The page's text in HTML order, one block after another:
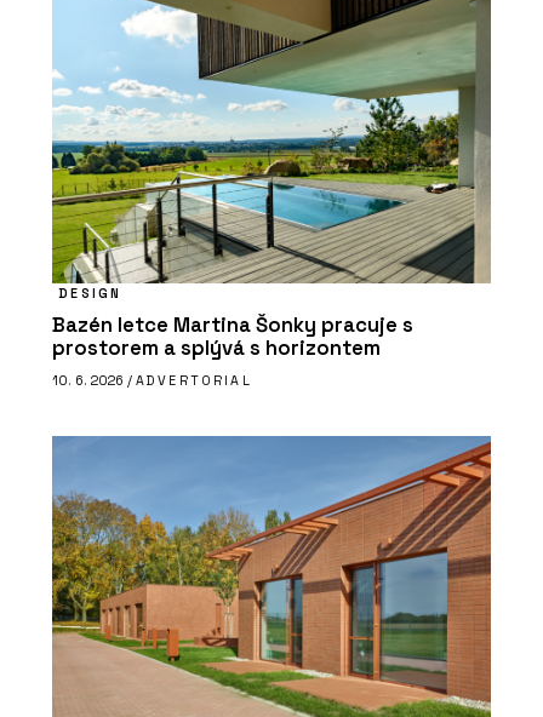
DESIGN
Bazén letce Martina Šonky pracuje s
prostorem a splývá s horizontem
10. 6. 2026 / ADVERTORIAL